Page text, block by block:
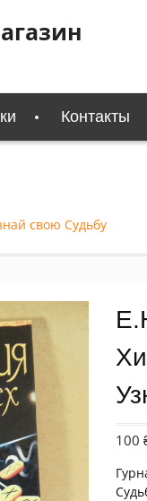
Контакты
свою Судьбу
100